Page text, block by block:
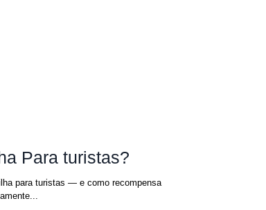
Para turistas?
para turistas — e como recompensa